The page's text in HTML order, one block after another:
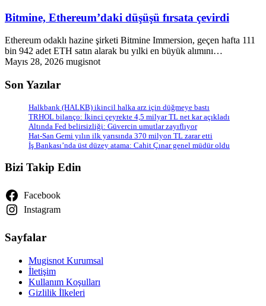
Bitmine, Ethereum’daki düşüşü fırsata çevirdi
Ethereum odaklı hazine şirketi Bitmine Immersion, geçen hafta 111
bin 942 adet ETH satın alarak bu yılki en büyük alımını…
Mayıs 28, 2026 mugisnot
Son Yazılar
Halkbank (HALKB) ikincil halka arz için düğmeye bastı
TRHOL bilanço: İkinci çeyrekte 4,5 milyar TL net kar açıkladı
Altında Fed belirsizliği: Güvercin umutlar zayıflıyor
Hat-San Gemi yılın ilk yarısında 370 milyon TL zarar etti
İş Bankası’nda üst düzey atama: Cahit Çınar genel müdür oldu
Bizi Takip Edin
Facebook
Instagram
Sayfalar
Mugisnot Kurumsal
İletişim
Kullanım Koşulları
Gizlilik İlkeleri